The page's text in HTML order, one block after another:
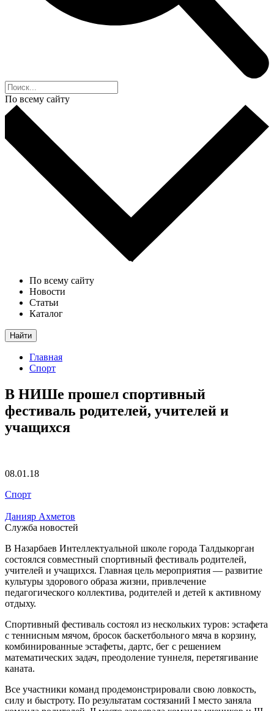
По всему сайту
По всему сайту
Новости
Статьи
Каталог
Найти
Главная
Спорт
В НИШе прошел спортивный
фестиваль родителей, учителей и
учащихся
08.01.18
Спорт
Данияр Ахметов
Служба новостей
В Назарбаев Интеллектуальной школе города Талдыкорган
состоялся совместный спортивный фестиваль родителей,
учителей и учащихся. Главная цель мероприятия — развитие
культуры здорового образа жизни, привлечение
педагогического коллектива, родителей и детей к активному
отдыху.
Спортивный фестиваль состоял из нескольких туров: эстафета
с теннисным мячом, бросок баскетбольного мяча в корзину,
комбинированные эстафеты, дартс, бег с решением
математических задач, преодоление туннеля, перетягивание
каната.
Все участники команд продемонстрировали свою ловкость,
силу и быстроту. По результатам состязаний I место заняла